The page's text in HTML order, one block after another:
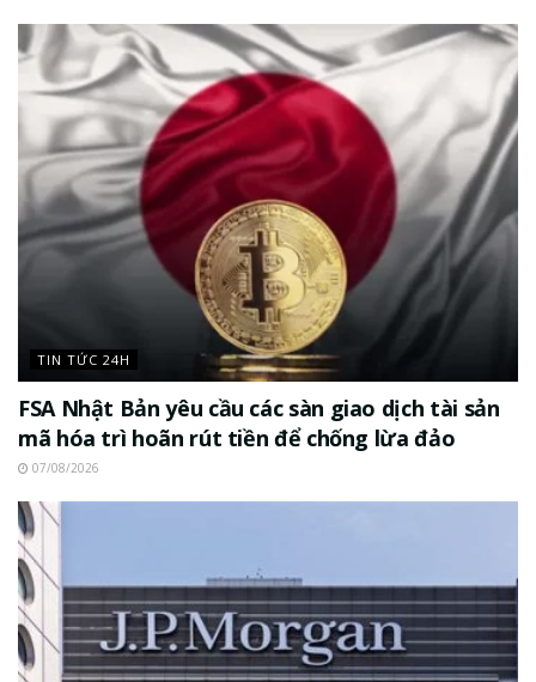
TIN TỨC 24H
FSA Nhật Bản yêu cầu các sàn giao dịch tài sản
mã hóa trì hoãn rút tiền để chống lừa đảo
07/08/2026